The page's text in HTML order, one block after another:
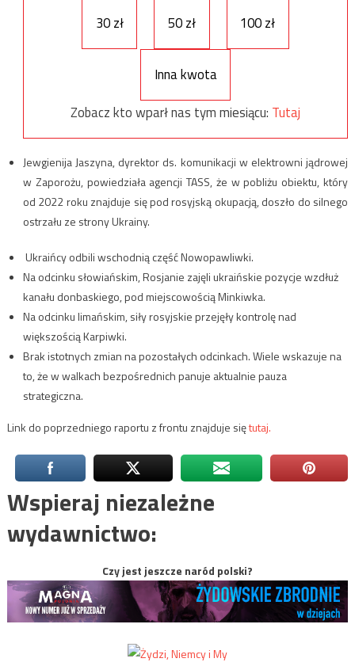
30 zł 50 zł 100 zł
Inna kwota
Zobacz kto wparł nas tym miesiącu: Tutaj
Jewgienija Jaszyna, dyrektor ds. komunikacji w elektrowni jądrowej
w Zaporożu, powiedziała agencji TASS, że w pobliżu obiektu, który
od 2022 roku znajduje się pod rosyjską okupacją, doszło do silnego
ostrzału ze strony Ukrainy.
Ukraińcy odbili wschodnią część Nowopawliwki.
Na odcinku słowiańskim, Rosjanie zajęli ukraińskie pozycje wzdłuż
kanału donbaskiego, pod miejscowością Minkiwka.
Na odcinku limańskim, siły rosyjskie przejęły kontrolę nad
większością Karpiwki.
Brak istotnych zmian na pozostałych odcinkach. Wiele wskazuje na
to, że w walkach bezpośrednich panuje aktualnie pauza
strategiczna.
Link do poprzedniego raportu z frontu znajduje siętutaj.
Wspieraj niezależne
wydawnictwo:
Czy jest jeszcze naród polski?